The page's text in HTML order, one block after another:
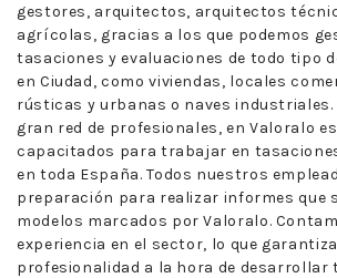
gestores, arquitectos, arquitectos
agrícolas, gracias a los que podemos
tasaciones y evaluaciones de todo tipo
en Ciudad, como viviendas, locales
rústicas y urbanas o naves
gran red de profesionales, en Valoralo
capacitados para trabajar en
en toda España. Todos nuestros
preparación para realizar informes que
modelos marcados por Valoralo.
experiencia en el sector, lo que
profesionalidad a la hora de desarrollar